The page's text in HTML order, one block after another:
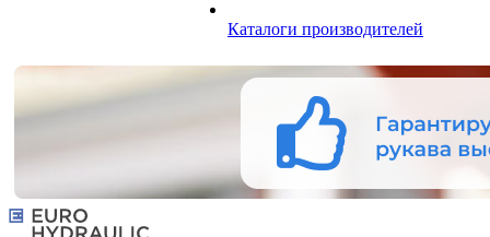
Каталоги производителей